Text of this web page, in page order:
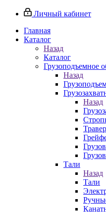
Личный кабинет
Главная
Каталог
Назад
Каталог
Грузоподъемное
Назад
Назад
Тали
Назад
Тали